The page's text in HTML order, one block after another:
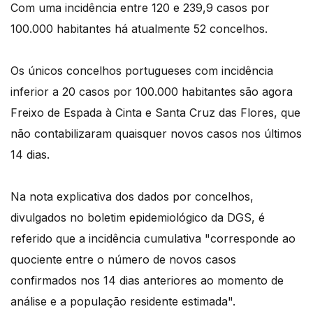
Com uma incidência entre 120 e 239,9 casos por
100.000 habitantes há atualmente 52 concelhos.
Os únicos concelhos portugueses com incidência
inferior a 20 casos por 100.000 habitantes são agora
Freixo de Espada à Cinta e Santa Cruz das Flores, que
não contabilizaram quaisquer novos casos nos últimos
14 dias.
Na nota explicativa dos dados por concelhos,
divulgados no boletim epidemiológico da DGS, é
referido que a incidência cumulativa "corresponde ao
quociente entre o número de novos casos
confirmados nos 14 dias anteriores ao momento de
análise e a população residente estimada".